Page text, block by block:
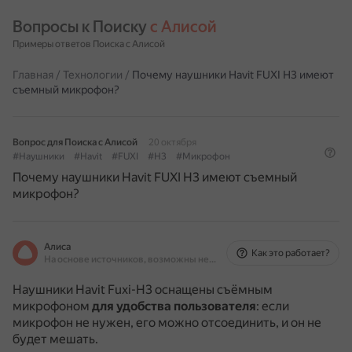
Вопросы к Поиску с Алисой
Примеры ответов Поиска с Алисой
Главная / Технологии / Почему наушники Havit FUXI H3 имеют
съемный микрофон?
Вопрос для Поиска с Алисой
20 октября
#Наушники
#Havit #FUXI #H3 #Микрофон
Почему наушники Havit FUXI H3 имеют съемный
микрофон?
Алиса
На основе источников, возможны неточности
Как это работает?
Наушники Havit Fuxi-H3 оснащены съёмным
микрофоном для удобства пользователя: если
микрофон не нужен, его можно отсоединить, и он не
будет мешать.